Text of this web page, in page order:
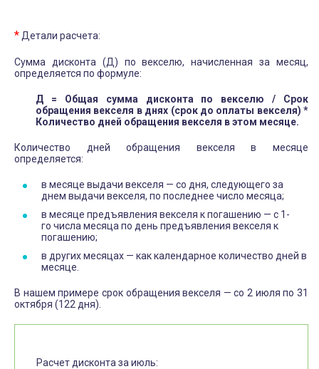
* Детали расчета:
Сумма дисконта (Д) по векселю, начисленная за месяц,
определяется по формуле:
Д = Общая сумма дисконта по векселю / Срок
обращения векселя в днях (срок до оплаты векселя) *
Количество дней обращения векселя в этом месяце.
Количество дней обращения векселя в месяце
определяется:
в месяце выдачи векселя — со дня, следующего за
днем выдачи векселя, по последнее число месяца;
в месяце предъявления векселя к погашению — с 1-
го числа месяца по день предъявления векселя к
погашению;
в других месяцах — как календарное количество дней в
месяце.
В нашем примере срок обращения векселя — со 2 июля по 31
октября (122 дня).
Расчет дисконта за июль: